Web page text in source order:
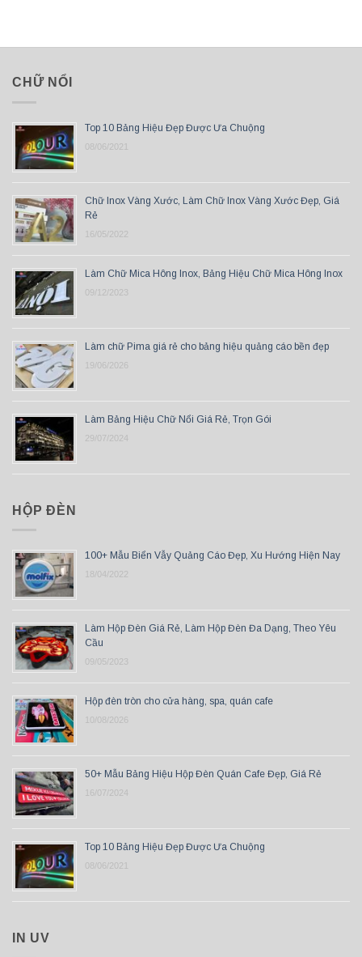
CHỮ NỔI
Top 10 Bảng Hiệu Đẹp Được Ưa Chuộng
08/06/2021
Chữ Inox Vàng Xước, Làm Chữ Inox Vàng Xước Đẹp, Giá
Rẻ
16/05/2022
Làm Chữ Mica Hông Inox, Bảng Hiệu Chữ Mica Hông Inox
09/12/2023
Làm chữ Pima giá rẻ cho bảng hiệu quảng cáo bền đẹp
19/06/2026
Làm Bảng Hiệu Chữ Nổi Giá Rẻ, Trọn Gói
29/07/2024
HỘP ĐÈN
100+ Mẫu Biển Vẫy Quảng Cáo Đẹp, Xu Hướng Hiện Nay
18/04/2022
Làm Hộp Đèn Giá Rẻ, Làm Hộp Đèn Đa Dạng, Theo Yêu
Cầu
09/05/2023
Hộp đèn tròn cho cửa hàng, spa, quán cafe
10/08/2026
50+ Mẫu Bảng Hiệu Hộp Đèn Quán Cafe Đẹp, Giá Rẻ
16/07/2024
Top 10 Bảng Hiệu Đẹp Được Ưa Chuộng
08/06/2021
IN UV